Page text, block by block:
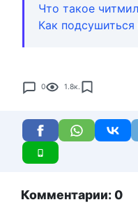
Что такое
Как
0 1.8к.
Комментарии: 0